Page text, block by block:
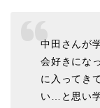
中田さんが
会好きにな
に入ってき
い…と思い